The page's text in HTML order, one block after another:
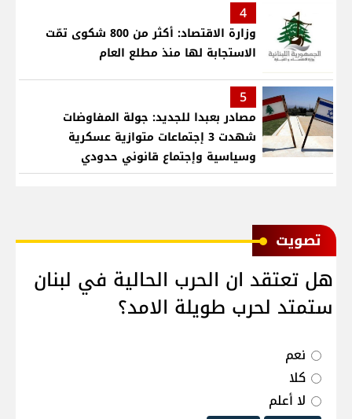
4
وزارة الاقتصاد: أكثر من 800 شكوى تمّت
الاستجابة لها منذ مطلع العام
5
مصادر بعبدا للجديد: جولة المفاوضات
شهدت 3 إجتماعات متوازية عسكرية
وسياسية وإجتماع قانوني حدودي
ﺗﺼﻮﻳﺖ
هل تعتقد ان الحرب الحالية في لبنان
ستمتد لحرب طويلة الامد؟
نعم
كلا
لا أعلم